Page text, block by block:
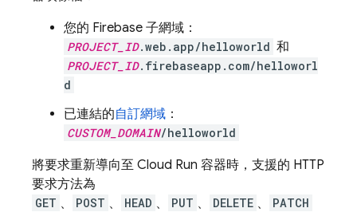
您的 Firebase 子網域：
PROJECT_ID.web.app/helloworld 和
PROJECT_ID.firebaseapp.com/helloworl
d
已連結的自訂網域 ：
CUSTOM_DOMAIN/helloworld
將要求重新導向至 Cloud Run 容器時，支援的 HTTP
要求方法為
GET 、 POST 、 HEAD 、 PUT 、 DELETE 、 PATCH